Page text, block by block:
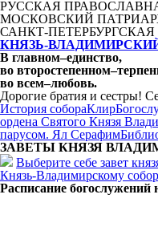
РУССКАЯ
МОСКОВСКИЙ
САНКТ-
КНЯЗЬ-
В главном–единство,
во второстепенном–
во всем–любовь.
Дорогие братия и сестры!
История собораКлир
ордена Святого Князя
парусом. Ял Серафим
ЗАВЕТЫ КНЯЗЯ
Выберите себе завет
Князь-Владимирскому
Расписание